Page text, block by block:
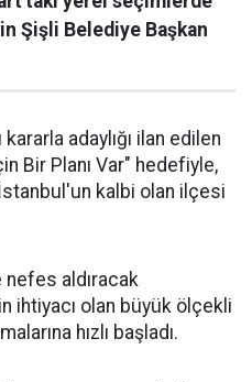
Şişli Belediye Başkan
adaylığı ilan edilen
Bir Planı Var" hedefiyle,
kalbi olan ilçesi
nefes aldıracak
ihtiyacı olan büyük ölçekli
hızlı başladı.